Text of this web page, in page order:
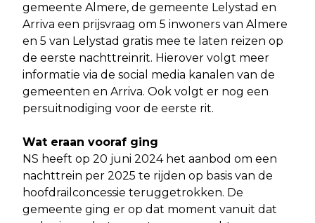
gemeente Almere, de gemeente Lelystad en
Arriva een prijsvraag om 5 inwoners van Almere
en 5 van Lelystad gratis mee te laten reizen op
de eerste nachttreinrit. Hierover volgt meer
informatie via de social media kanalen van de
gemeenten en Arriva. Ook volgt er nog een
persuitnodiging voor de eerste rit.
Wat eraan vooraf ging
NS heeft op 20 juni 2024 het aanbod om een
nachttrein per 2025 te rijden op basis van de
hoofdrailconcessie teruggetrokken. De
gemeente ging er op dat moment vanuit dat